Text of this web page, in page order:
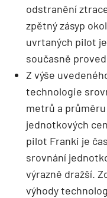
odstranění
zpětný zásyp
uvrtaných pilot
současně
Z výše
technologie
metrů a
jednotkových
pilot Franki je
srovnání
výrazně dražší.
výhody